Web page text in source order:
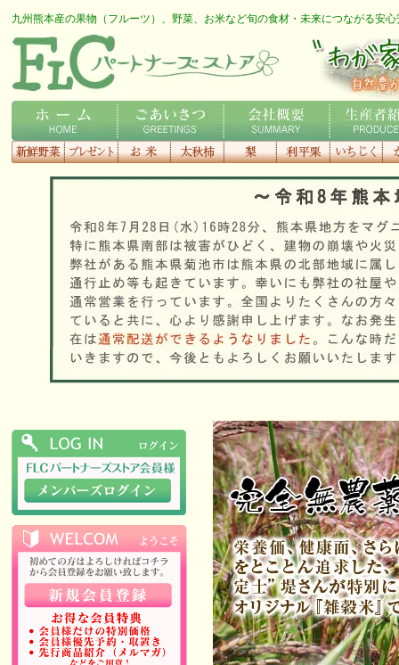
九州熊本産の果物（フルーツ）、野菜、お米など旬の食材・未来につながる安
FLCロゴ わが家の専用農家さん
ホーム ごあいさつ 会社概要
生産者紹介
す